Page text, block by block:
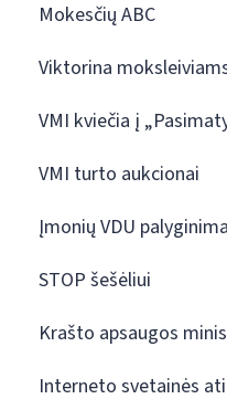
Mokesčių ABC
Viktorina
VMI kviečia į
VMI turto aukcionai
Įmonių VDU
STOP šešėliui
Krašto apsaugos
Interneto svetainės